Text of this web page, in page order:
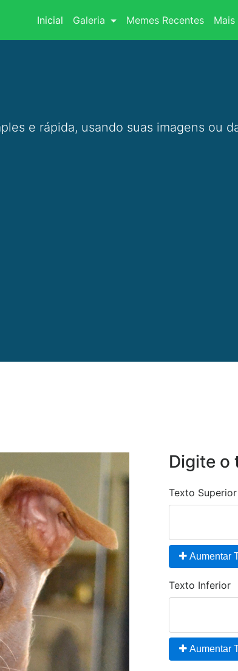
Inicial(current)
Galeria Memes Recentes
e rápida, usando suas imagens ou
Digite o
Texto Superior
Aumentar
Texto Inferior
Aumentar